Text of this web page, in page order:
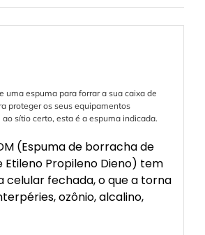
uma espuma para forrar a sua caixa de
proteger os seus equipamentos
sítio certo, esta é a espuma indicada.
(Espuma de borracha de
Etileno Propileno Dieno) tem
celular fechada, o que a torna
ozônio, alcalino,